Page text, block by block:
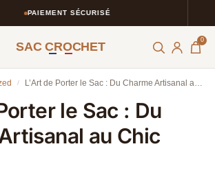
PAIEMENT SÉCURISÉ
SAC CROCHET 0
/ L’Art de Porter le Sac : Du Charme Artisanal au Chic Urbain
le Sac : Du
au Chic